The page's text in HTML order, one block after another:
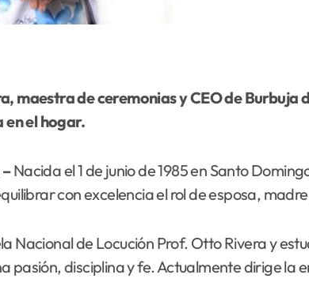
maestra de ceremonias y CEO de Burbuja
el hogar.
Nacida el 1 de junio de 1985 en Santo
con excelencia el rol de esposa,
Nacional de Locución Prof. Otto Rivera y
pasión, disciplina y fe. Actualmente dirige